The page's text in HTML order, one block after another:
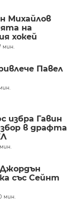
Михайлов
на
хокей
мин.
Павел
избра Гавин
в драфта
със Сейнт
мин.